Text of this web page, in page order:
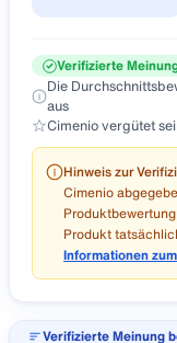
Verifizierte
Die
aus
Cimenio vergütet
Hinweis zur
Cimenio
Produkt
Informationen
Verifizierte Meinung